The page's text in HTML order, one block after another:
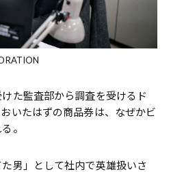
た監査部から調査を受けるド
いたはずの商品券は、なぜかビ
。
男」として社内で英雄扱いさ